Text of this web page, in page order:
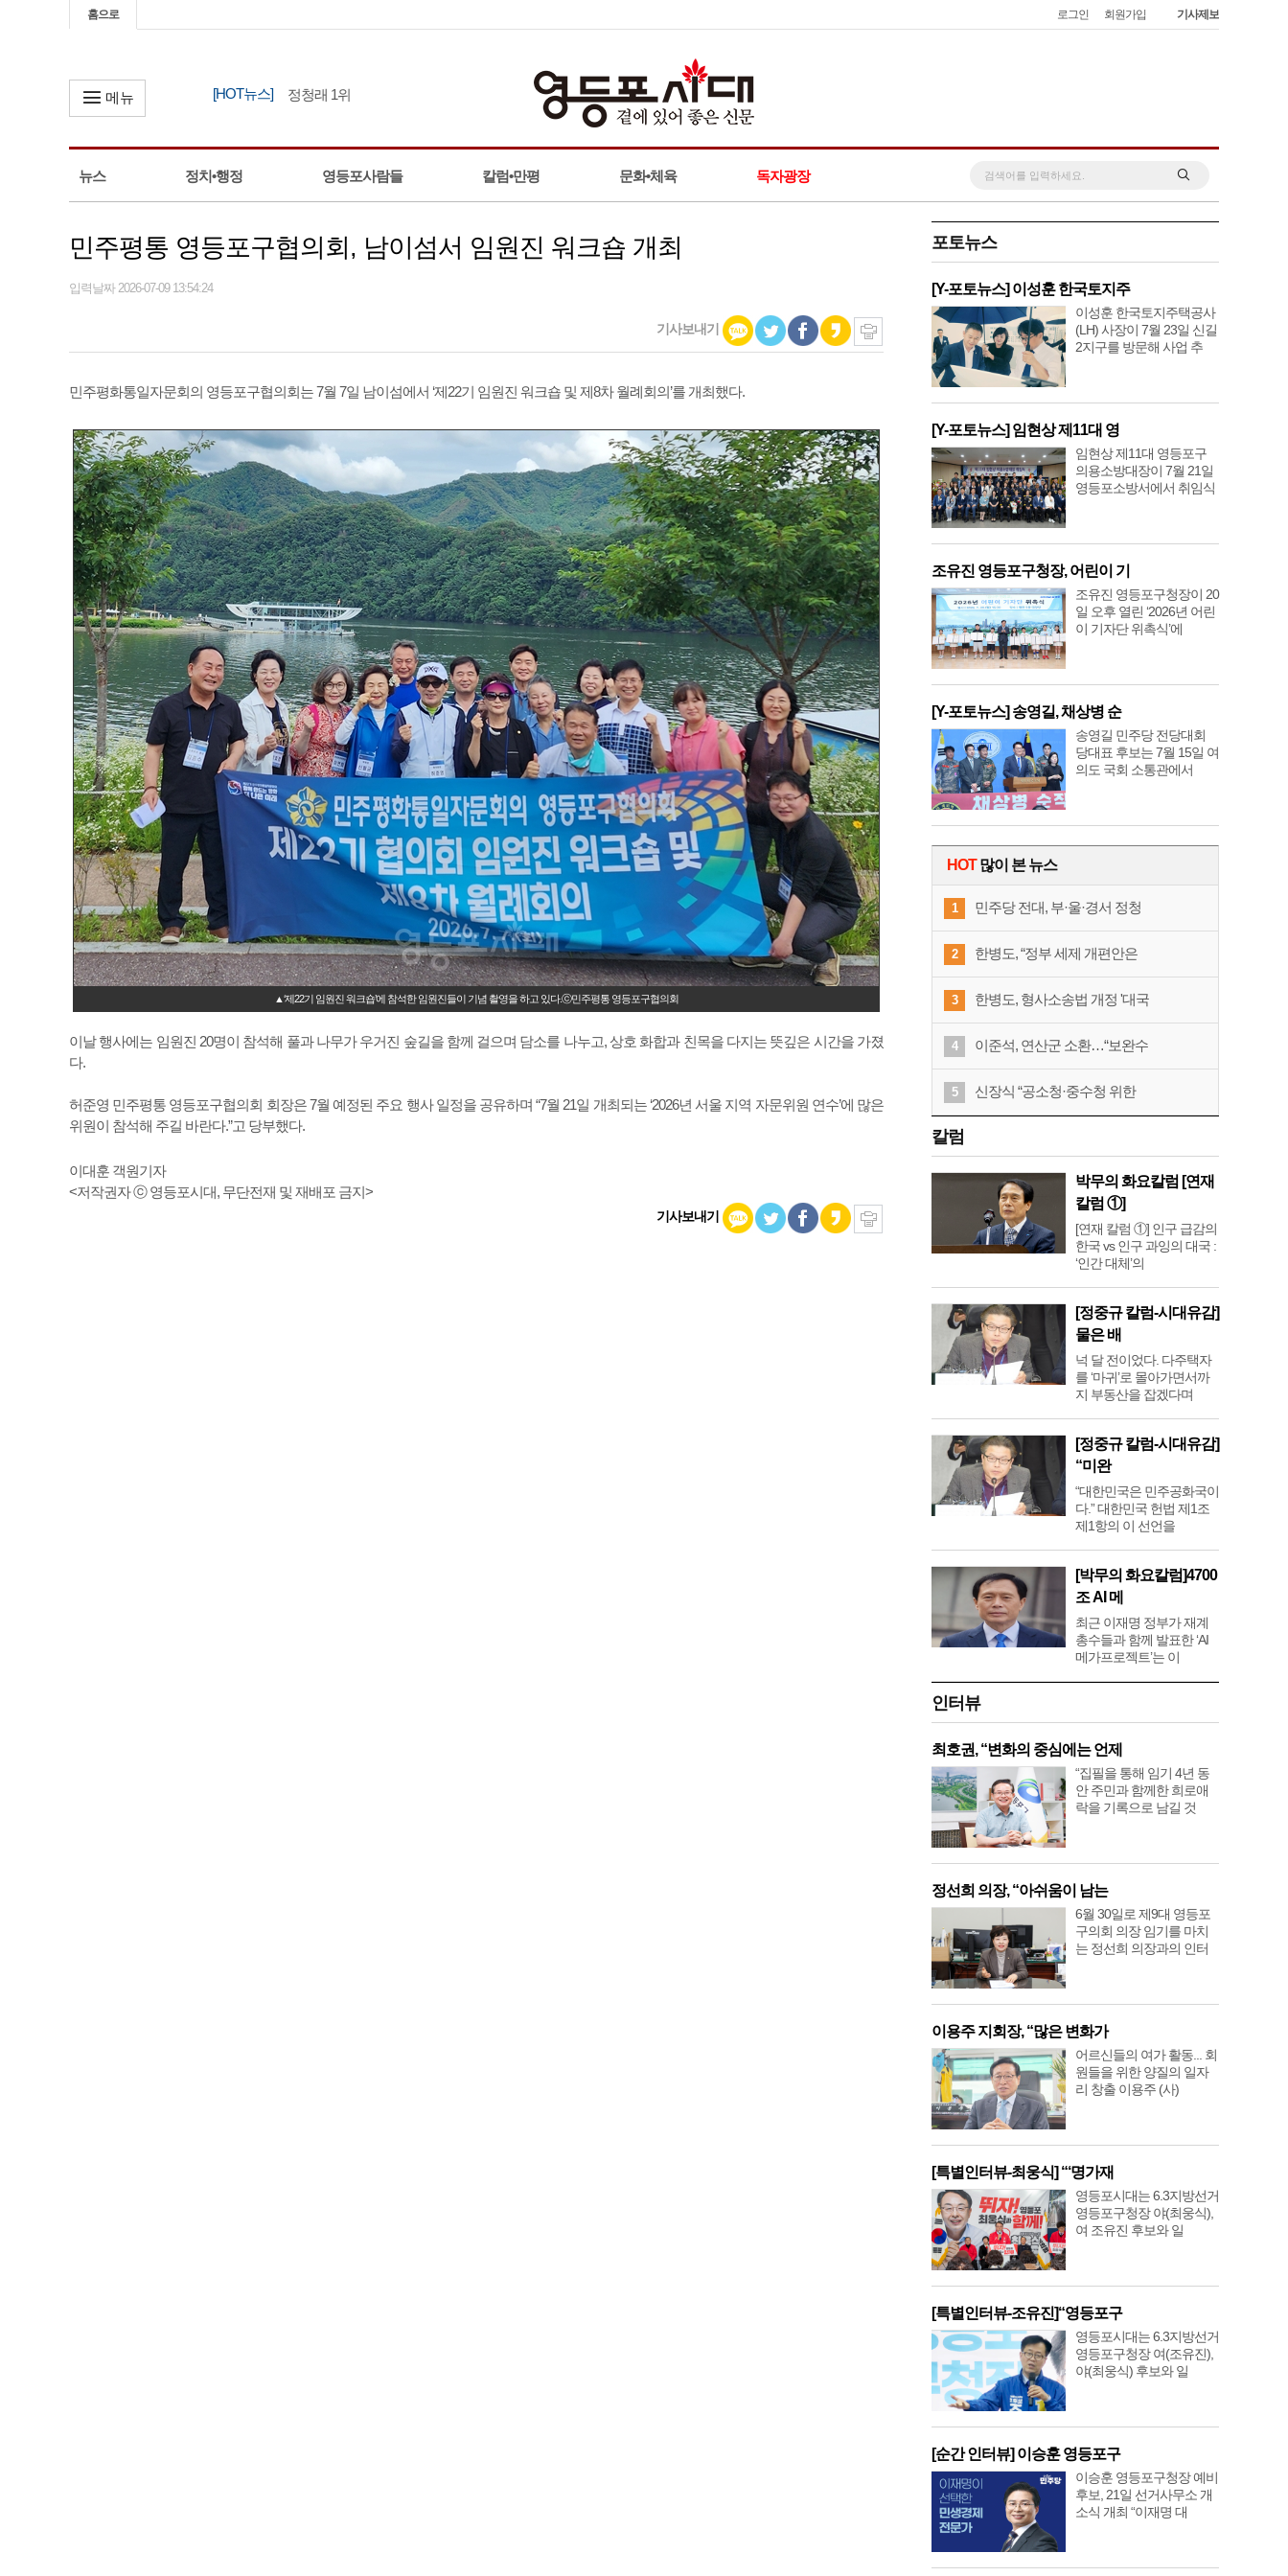
홈으로 로그인 회원가입 기사제보
[HOT뉴스]
민주당 전대, 부·울·경서 정청래 1위
메뉴
뉴스 정치•행정 영등포사람들 칼럼•만평 문화•체육 독자광장
민주평통 영등포구협의회, 남이섬서 임원진 워크숍 개최
입력날짜 2026-07-09 13:54:24
기사보내기
민주평화통일자문회의 영등포구협의회는 7월 7일 남이섬에서 ‘제22기 임원진 워크숍 및 제8차 월례회의’를 개최했다.
▲‘제22기 임원진 워크숍’에 참석한 임원진들이 기념 촬영을 하고 있다.ⓒ민주평통 영등포구협의회
이날 행사에는 임원진 20명이 참석해 풀과 나무가 우거진 숲길을 함께 걸으며 담소를 나누고, 상호 화합과 친목을 다지는 뜻깊은 시간을 가졌
다.
허준영 민주평통 영등포구협의회 회장은 7월 예정된 주요 행사 일정을 공유하며 “7월 21일 개최되는 ‘2026년 서울 지역 자문위원 연수’에 많은
위원이 참석해 주길 바란다.”고 당부했다.
이대훈 객원기자
<저작권자 ⓒ 영등포시대, 무단전재 및 재배포 금지>
기사보내기
포토뉴스
[Y-포토뉴스] 이성훈 한국토지주
이성훈 한국토지주택공사
(LH) 사장이 7월 23일 신길
2지구를 방문해 사업 추
[Y-포토뉴스] 임현상 제11대 영
임현상 제11대 영등포구
의용소방대장이 7월 21일
영등포소방서에서 취임식
조유진 영등포구청장, 어린이 기
조유진 영등포구청장이 20
일 오후 열린 ‘2026년 어린
이 기자단 위촉식’에
[Y-포토뉴스] 송영길, 채상병 순
송영길 민주당 전당대회
당대표 후보는 7월 15일 여
의도 국회 소통관에서
HOT많이 본 뉴스
1 민주당 전대, 부·울·경서 정청
2 한병도, “정부 세제 개편안은
3 한병도, 형사소송법 개정 '대국
4 이준석, 연산군 소환…“보완수
5 신장식 “공소청·중수청 위한
칼럼
박무의 화요칼럼 [연재
칼럼 ①]
[연재 칼럼 ①] 인구 급감의
한국 vs 인구 과잉의 대국 :
‘인간 대체’의
[정중규 칼럼-시대유감]
물은 배
넉 달 전이었다. 다주택자
를 ‘마귀’로 몰아가면서까
지 부동산을 잡겠다며
[정중규 칼럼-시대유감]
“미완
“대한민국은 민주공화국이
다.” 대한민국 헌법 제1조
제1항의 이 선언을
[박무의 화요칼럼]4700
조 AI 메
최근 이재명 정부가 재계
총수들과 함께 발표한 ‘AI
메가프로젝트’는 이
인터뷰
최호권, “변화의 중심에는 언제
“집필을 통해 임기 4년 동
안 주민과 함께한 희로애
락을 기록으로 남길 것
정선희 의장, “아쉬움이 남는
6월 30일로 제9대 영등포
구의회 의장 임기를 마치
는 정선희 의장과의 인터
이용주 지회장, “많은 변화가
어르신들의 여가 활동... 회
원들을 위한 양질의 일자
리 창출 이용주 (사)
[특별인터뷰-최웅식] “‘명가재
영등포시대는 6.3지방선거
영등포구청장 야(최웅식),
여 조유진 후보와 일
[특별인터뷰-조유진]“영등포구
영등포시대는 6.3지방선거
영등포구청장 여(조유진),
야(최웅식) 후보와 일
[순간 인터뷰] 이승훈 영등포구
이승훈 영등포구청장 예비
후보, 21일 선거사무소 개
소식 개최 “이재명 대